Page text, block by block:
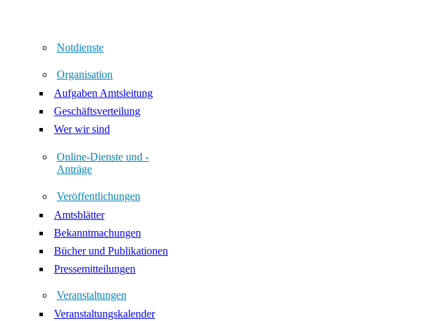
Notdienste
Organisation
Aufgaben Amtsleitung
Geschäftsverteilung
Wer wir sind
Online-Dienste und -
Anträge
Veröffentlichungen
Amtsblätter
Bekanntmachungen
Bücher und Publikationen
Pressemitteilungen
Veranstaltungen
Veranstaltungskalender